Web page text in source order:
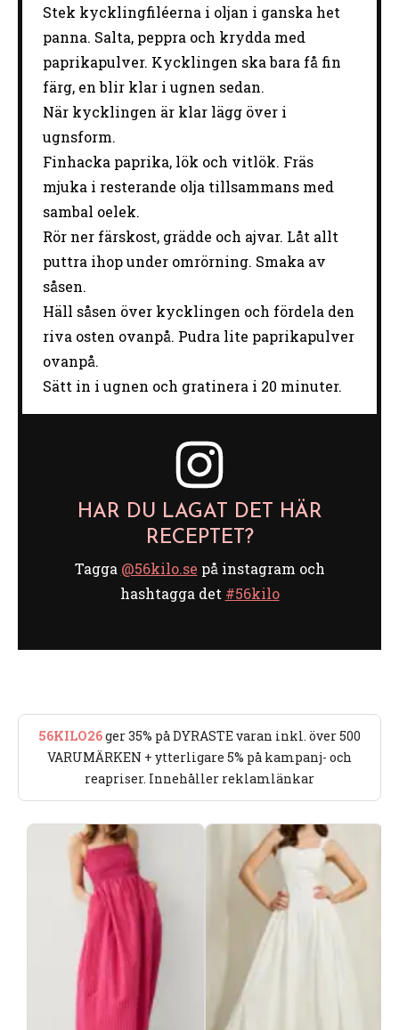
Stek kycklingfiléerna i oljan i ganska het
panna. Salta, peppra och krydda med
paprikapulver. Kycklingen ska bara få fin
färg, en blir klar i ugnen sedan.
När kycklingen är klar lägg över i
ugnsform.
Finhacka paprika, lök och vitlök. Fräs
mjuka i resterande olja tillsammans med
sambal oelek.
Rör ner färskost, grädde och ajvar. Låt allt
puttra ihop under omrörning. Smaka av
såsen.
Häll såsen över kycklingen och fördela den
riva osten ovanpå. Pudra lite paprikapulver
ovanpå.
Sätt in i ugnen och gratinera i 20 minuter.
HAR DU LAGAT DET HÄR
RECEPTET?
Tagga @56kilo.se på instagram och
hashtagga det #56kilo
56KILO26ger 35% på DYRASTE varan inkl. över 500
VARUMÄRKEN + ytterligare 5% på kampanj- och
reapriser. Innehåller reklamlänkar